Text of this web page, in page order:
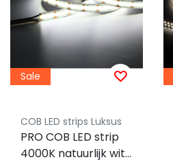
Sale
COB LED strips Luksus
PRO COB LED strip
4000K natuurlijk wit